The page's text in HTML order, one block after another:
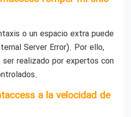
o un espacio extra puede
Server Error). Por ello,
realizado por expertos con
a la velocidad de